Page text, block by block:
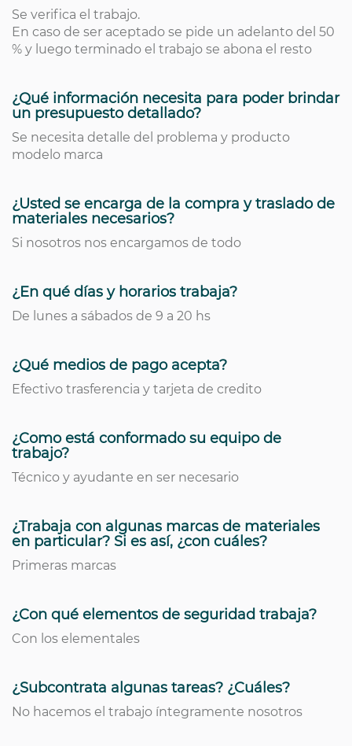
Se verifica el trabajo.
En caso de ser aceptado se pide un adelanto del 50
% y luego terminado el trabajo se abona el resto
¿Qué información necesita para poder brindar
un presupuesto detallado?
Se necesita detalle del problema y producto
modelo marca
¿Usted se encarga de la compra y traslado de
materiales necesarios?
Si nosotros nos encargamos de todo
¿En qué días y horarios trabaja?
De lunes a sábados de 9 a 20 hs
¿Qué medios de pago acepta?
Efectivo trasferencia y tarjeta de credito
¿Como está conformado su equipo de
trabajo?
Técnico y ayudante en ser necesario
¿Trabaja con algunas marcas de materiales
en particular? Si es así, ¿con cuáles?
Primeras marcas
¿Con qué elementos de seguridad trabaja?
Con los elementales
¿Subcontrata algunas tareas? ¿Cuáles?
No hacemos el trabajo íntegramente nosotros